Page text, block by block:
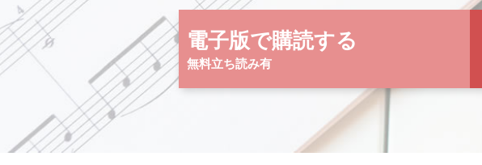
電子版で購読する
無料立ち読み有